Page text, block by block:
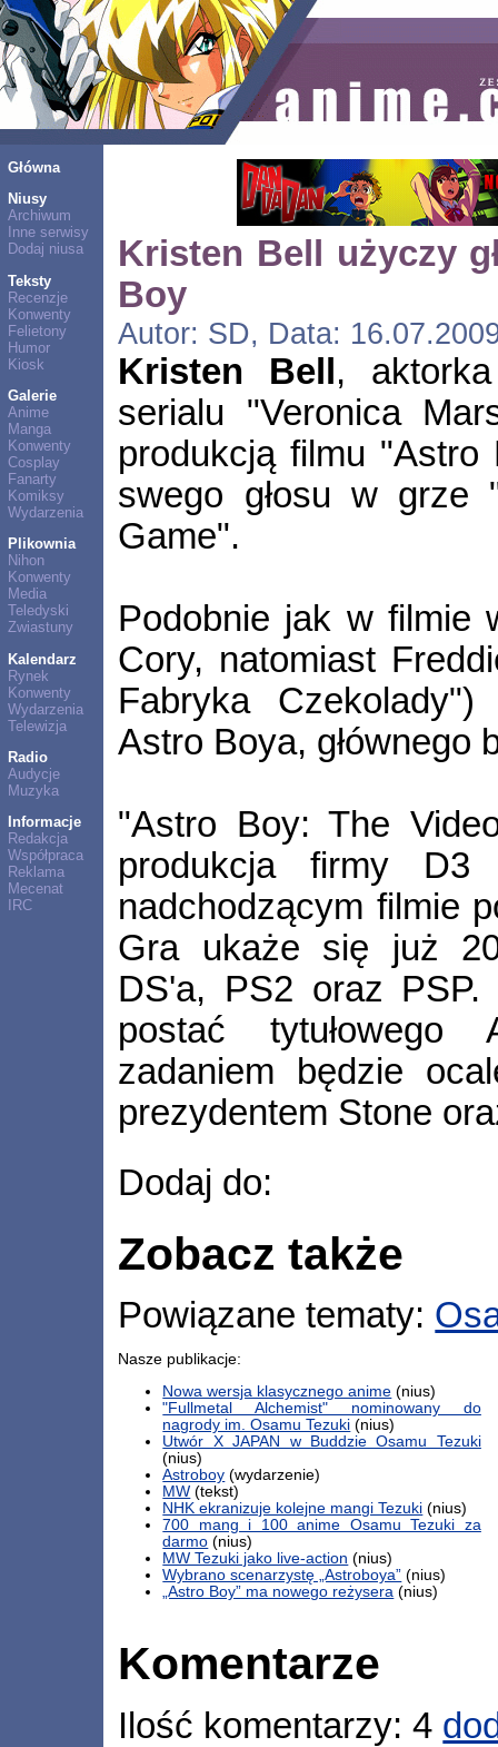
Główna
Niusy
Archiwum
Inne serwisy
Dodaj niusa
Teksty
Recenzje
Konwenty
Felietony
Humor
Kiosk
Galerie
Anime
Manga
Konwenty
Cosplay
Fanarty
Komiksy
Wydarzenia
Plikownia
Nihon
Konwenty
Media
Teledyski
Zwiastuny
Kalendarz
Rynek
Konwenty
Wydarzenia
Telewizja
Radio
Audycje
Muzyka
Informacje
Redakcja
Współpraca
Reklama
Mecenat
IRC
Kristen Bell użyczy
Boy
Autor: SD, Data:
Kristen Bell ,
serialu "Veronica
produkcją filmu
swego głosu w grze
Game".
Podobnie jak w filmie
Cory, natomiast
Fabryka Czekolady")
Astro Boya, głównego
"Astro Boy: The
produkcja firmy D3
nadchodzącym filmie
Gra ukaże się już
DS'a, PS2 oraz
postać tytułowego
zadaniem będzie
prezydentem Stone
Dodaj do:
Zobacz także
Powiązane tematy:
Nasze publikacje:
Nowa wersja klasycznego anime (nius)
"Fullmetal Alchemist" nominowany do
nagrody im. Osamu Tezuki (nius)
Utwór X JAPAN w Buddzie Osamu Tezuki
(nius)
Astroboy (wydarzenie)
MW (tekst)
NHK ekranizuje kolejne mangi Tezuki (nius)
700 mang i 100 anime Osamu Tezuki za
darmo (nius)
MW Tezuki jako live-action (nius)
Wybrano scenarzystę „Astroboya” (nius)
„Astro Boy” ma nowego reżysera (nius)
Komentarze
Ilość komentarzy: 4